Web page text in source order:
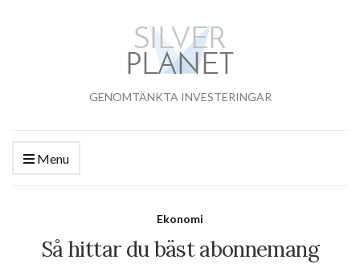
GENOMTÄNKTA INVESTERINGAR
Menu
Ekonomi
Så hittar du bäst abonnemang